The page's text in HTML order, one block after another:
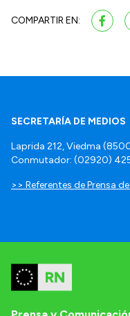
COMPARTIR EN:
SECRETARÍA DE MEDIOS
Laprida 212, Viedma
Conmutador: (02920)
>> Referentes de Prensa